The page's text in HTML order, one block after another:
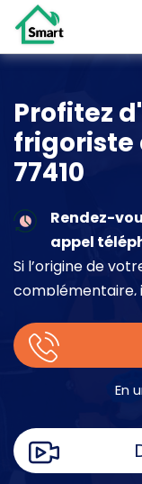
Profitez
frigoriste
77410
Rendez-
appel
Si l’origine de
complémentaire,
place.
En